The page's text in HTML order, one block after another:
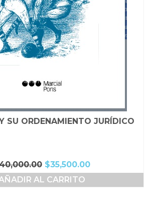
SU ORDENAMIENTO JURÍDICO
El
precio
original
$35,500.00El
precio
AL CARRITO